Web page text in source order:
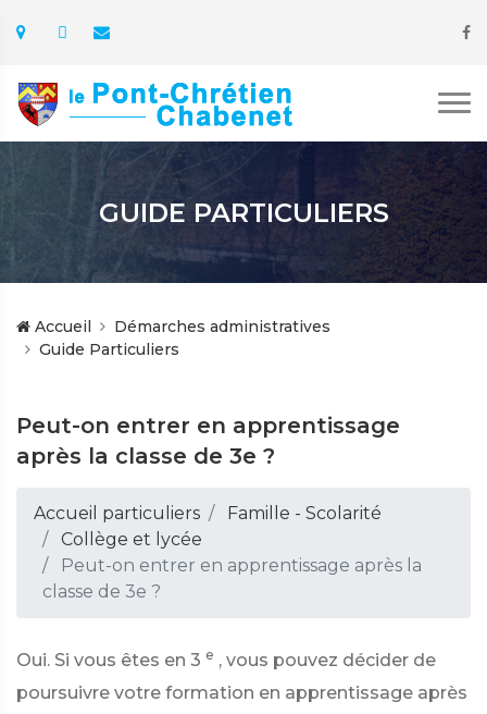
GUIDE PARTICULIERS
Accueil
Démarches administratives
Guide Particuliers
Peut-on entrer en apprentissage
après la classe de 3e ?
Accueil particuliers
Famille - Scolarité
Collège et lycée
Peut-on entrer en apprentissage après la
classe de 3e ?
Oui. Si vous êtes en 3 e , vous pouvez décider de
poursuivre votre formation en apprentissage après